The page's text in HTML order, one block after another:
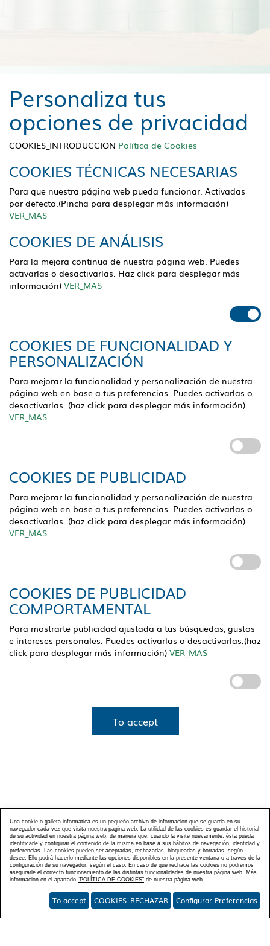
Personaliza tus
opciones de privacidad
COOKIES_INTRODUCCION Política de Cookies
COOKIES TÉCNICAS NECESARIAS
Para que nuestra página web pueda funcionar. Activadas
por defecto.(Pincha para desplegar más información)
VER_MAS
COOKIES DE ANÁLISIS
Para la mejora continua de nuestra página web. Puedes
activarlas o desactivarlas. Haz click para desplegar más
información) VER_MAS
COOKIES DE FUNCIONALIDAD Y
PERSONALIZACIÓN
Para mejorar la funcionalidad y personalización de nuestra
página web en base a tus preferencias. Puedes activarlas o
desactivarlas. (haz click para desplegar más información)
VER_MAS
COOKIES DE PUBLICIDAD
Para mejorar la funcionalidad y personalización de nuestra
página web en base a tus preferencias. Puedes activarlas o
desactivarlas. (haz click para desplegar más información)
VER_MAS
COOKIES DE PUBLICIDAD
COMPORTAMENTAL
Para mostrarte publicidad ajustada a tus búsquedas, gustos
e intereses personales. Puedes activarlas o desactivarlas.(haz
click para desplegar más información) VER_MAS
To accept
Una cookie o galleta informática es un pequeño archivo de información que se guarda en su
navegador cada vez que visita nuestra página web. La utilidad de las cookies es guardar el historial
de su actividad en nuestra página web, de manera que, cuando la visite nuevamente, ésta pueda
identificarle y configurar el contenido de la misma en base a sus hábitos de navegación, identidad y
preferencias. Las cookies pueden ser aceptadas, rechazadas, bloqueadas y borradas, según
desee. Ello podrá hacerlo mediante las opciones disponibles en la presente ventana o a través de la
configuración de su navegador, según el caso. En caso de que rechace las cookies no podremos
asegurarle el correcto funcionamiento de las distintas funcionalidades de nuestra página web. Más
información en el apartado “POLÍTICA DE COOKIES” de nuestra página web.
To accept COOKIES_RECHAZAR Configurar Preferencias